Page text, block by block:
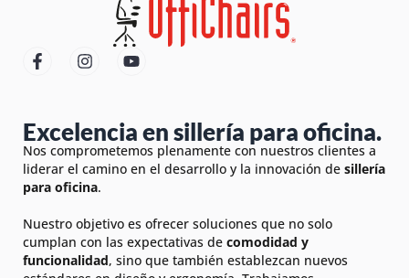
Excelencia en sillería para oficina.
Nos comprometemos plenamente con nuestros clientes a
liderar el camino en el desarrollo y la innovación de sillería
para oficina.
Nuestro objetivo es ofrecer soluciones que no solo
cumplan con las expectativas de comodidad y
funcionalidad, sino que también establezcan nuevos